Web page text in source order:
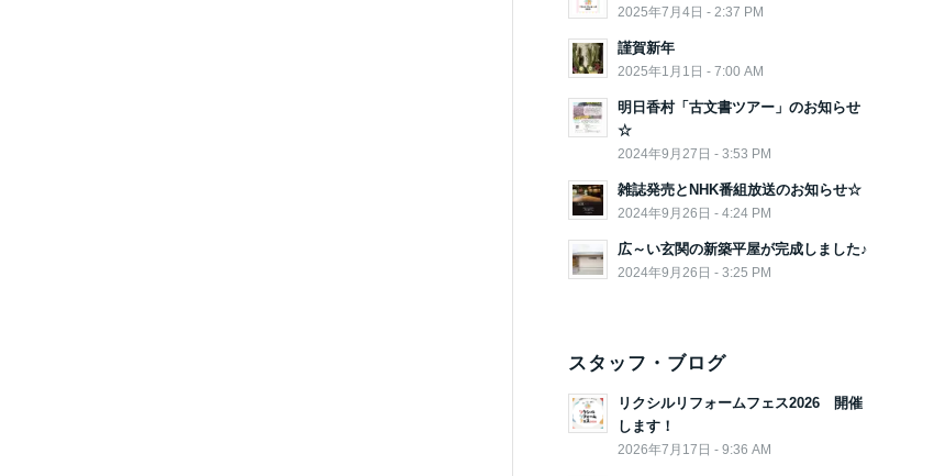
2025年7月4日 - 2:37 PM
謹賀新年
2025年1月1日 - 7:00 AM
明日香村「古文書ツアー」のお知らせ
☆
2024年9月27日 - 3:53 PM
雑誌発売とNHK番組放送のお知らせ☆
2024年9月26日 - 4:24 PM
広～い玄関の新築平屋が完成しました♪
2024年9月26日 - 3:25 PM
スタッフ・ブログ
リクシルリフォームフェス2026 開催
します！
2026年7月17日 - 9:36 AM